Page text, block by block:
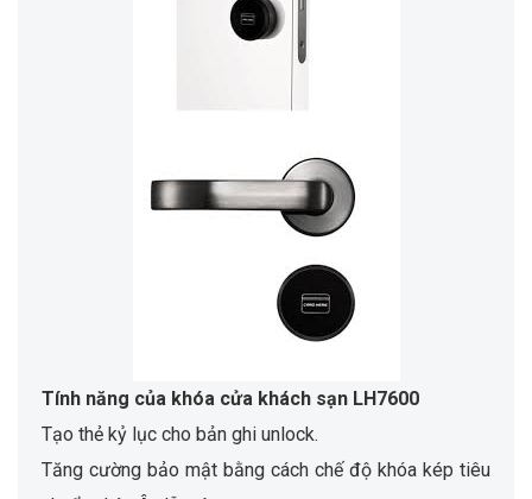
Tính năng của khóa cửa khách sạn LH7600
Tạo thẻ kỷ lục cho bản ghi unlock.
Tăng cường bảo mật bằng cách chế độ khóa kép tiêu